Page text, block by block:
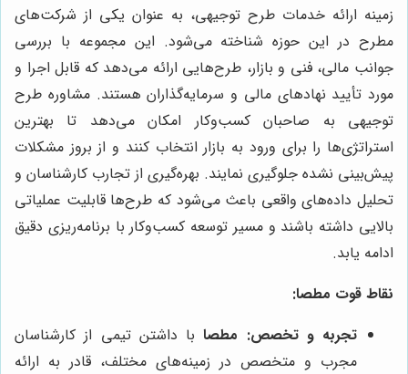
زمینه ارائه خدمات طرح توجیهی، به عنوان یکی از شرکت‌های
مطرح در این حوزه شناخته می‌شود. این مجموعه با بررسی
جوانب مالی، فنی و بازار، طرح‌هایی ارائه می‌دهد که قابل اجرا و
مورد تأیید نهادهای مالی و سرمایه‌گذاران هستند. مشاوره طرح
توجیهی به صاحبان کسب‌وکار امکان می‌دهد تا بهترین
استراتژی‌ها را برای ورود به بازار انتخاب کنند و از بروز مشکلات
پیش‌بینی نشده جلوگیری نمایند. بهره‌گیری از تجارب کارشناسان و
تحلیل داده‌های واقعی باعث می‌شود که طرح‌ها قابلیت عملیاتی
بالایی داشته باشند و مسیر توسعه کسب‌وکار با برنامه‌ریزی دقیق
ادامه یابد.
نقاط قوت مطصا:
تجربه و تخصص: مطصابا داشتن تیمی از کارشناسان
مجرب و متخصص در زمینه‌های مختلف، قادر به ارائه